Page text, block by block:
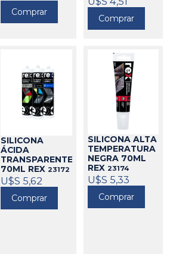
Comprar 23165
Comprar
SILICONA
ÁCIDA
TRANSPARENTE
70ML REX23172
U$S 5,62
Comprar
SILICONA ALTA
TEMPERATURA
NEGRA 70ML
REX 23174
U$S 5,33
Comprar